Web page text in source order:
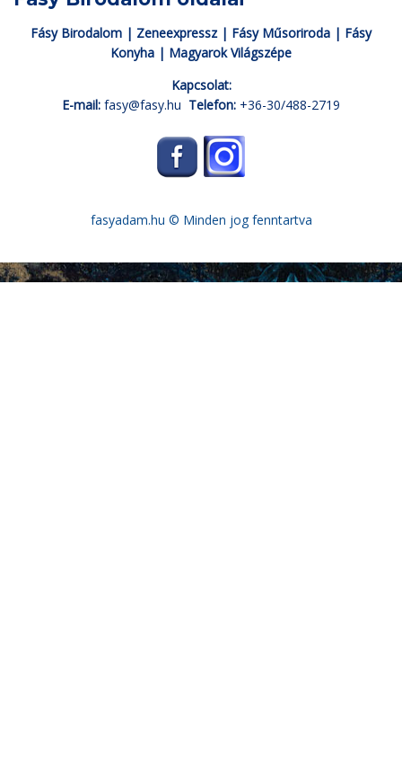
Fásy Birodalom | Zeneexpressz | Fásy Műsoriroda | Fásy
Konyha | Magyarok Világszépe
Kapcsolat:
E-mail: fasy@fasy.hu Telefon: +36-30/488-2719
fasyadam.hu © Minden jog fenntartva